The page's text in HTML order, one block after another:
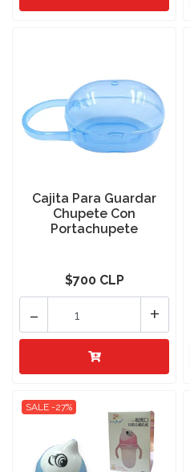
Cajita Para Guardar
Chupete Con
Portachupete
$700 CLP
+
-
SALE -27%